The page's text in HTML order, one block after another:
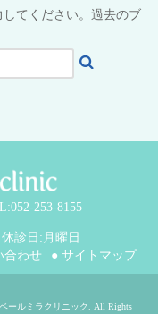
てください。過去のブ
253-8155
診日:月曜日
合わせ ● サイトマップ
ールミラクリニック . All Rights